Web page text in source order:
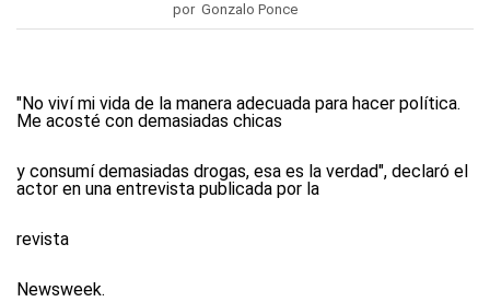
por Gonzalo Ponce
"No viví mi vida de la manera adecuada para hacer política.
Me acosté con demasiadas chicas
y consumí demasiadas drogas, esa es la verdad", declaró el
actor en una entrevista publicada por la
revista
Newsweek.